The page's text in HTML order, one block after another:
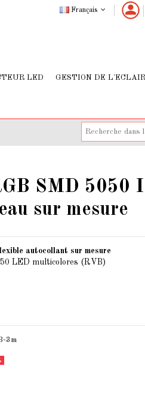
Français
LED GESTION DE
SMD 5050
sur mesure
autocollant sur mesure
LED multicolores (RVB)
3m